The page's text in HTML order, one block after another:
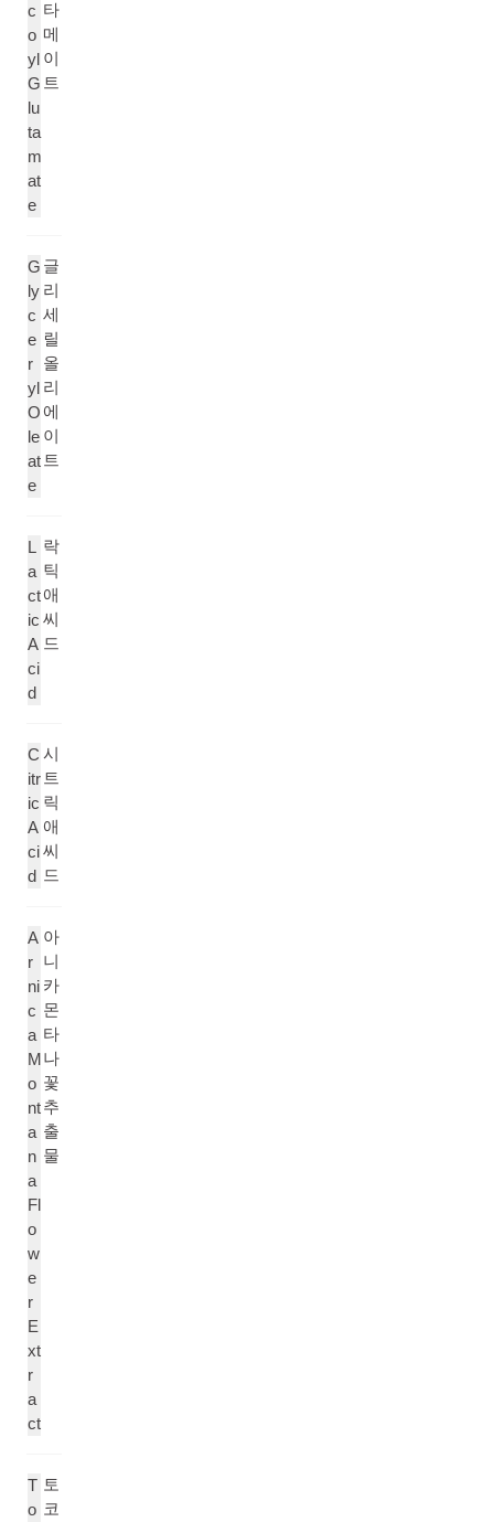
c
o
yl
G
lu
ta
m
at
e
타
메
이
트
G
ly
c
e
r
yl
O
le
at
e
글
리
세
릴
올
리
에
이
트
L
a
ct
ic
A
ci
d
락
틱
애
씨
드
C
itr
ic
A
ci
d
시
트
릭
애
씨
드
A
r
ni
c
a
M
o
nt
a
n
a
Fl
o
w
e
r
E
xt
r
a
ct
아
니
카
몬
타
나
꽃
추
출
물
T
o
토
코